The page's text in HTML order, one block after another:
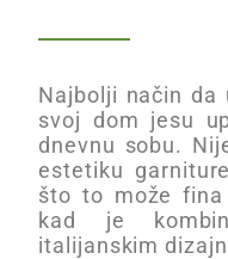
Najbolji način da
svoj dom jesu
dnevnu sobu.
estetiku
što to može fina
kad je
italijanskim